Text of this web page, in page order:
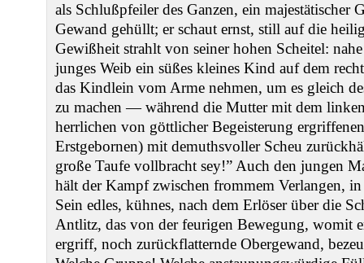
als Schlußpfeiler des Ganzen, ein majestätischer
Gewand gehüllt; er schaut ernst, still auf die
Gewißheit strahlt von seiner hohen Scheitel:
junges Weib ein süßes kleines Kind auf dem
das Kindlein vom Arme nehmen, um es gleich
zu machen — während die Mutter mit dem
herrlichen von göttlicher Begeisterung
Erstgebornen) mit demuthsvoller Scheu
große Taufe vollbracht sey!” Auch den jungen
hält der Kampf zwischen frommem Verlangen,
Sein edles, kühnes, nach dem Erlöser über die
Antlitz, das von der feurigen Bewegung, womit
ergriff, noch zurückflatternde Obergewand,